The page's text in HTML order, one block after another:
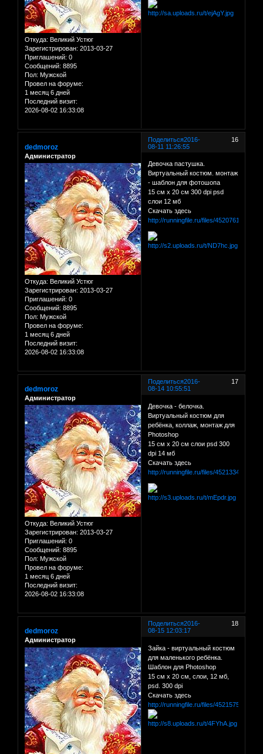
Откуда: Великий Устюг
Зарегистрирован: 2013-03-27
Приглашений: 0
Сообщений: 8895
Пол: Мужской
Провел на форуме:
1 месяц 6 дней
Последний визит:
2026-08-02 16:33:08
Поделиться 16
2016-
08-11 11:26:55
dedmoroz
Администратор
Откуда: Великий Устюг
Зарегистрирован: 2013-03-27
Приглашений: 0
Сообщений: 8895
Пол: Мужской
Провел на форуме:
1 месяц 6 дней
Последний визит:
2026-08-02 16:33:08
Девочка пастушка.
Виртуальный костюм. монтаж
- шаблон для фотошопа
15 см х 20 см 300 dpi psd
слои 12 мб
Скачать здесь
http://runningfile.ru/files/45207614
Поделиться 17
2016-
08-14 10:55:51
dedmoroz
Администратор
Откуда: Великий Устюг
Зарегистрирован: 2013-03-27
Приглашений: 0
Сообщений: 8895
Пол: Мужской
Провел на форуме:
1 месяц 6 дней
Последний визит:
2026-08-02 16:33:08
Девочка - белочка.
Виртуальный костюм для
ребёнка, коллаж, монтаж для
Photoshop
15 см х 20 см слои psd 300
dpi 14 мб
Скачать здесь
http://runningfile.ru/files/45213346
Поделиться 18
2016-
08-15 12:03:17
dedmoroz
Администратор
Зайка - виртуальный костюм
для маленького ребёнка.
Шаблон для Photoshop
15 см х 20 см, слои, 12 мб,
psd. 300 dpi
Скачать здесь
http://runningfile.ru/files/45215759